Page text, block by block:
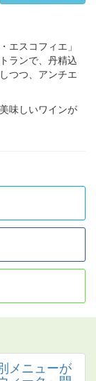
エスコフィエ」
ランで、丹精込
つつ、アンチエ
味しいワインが
メニューが